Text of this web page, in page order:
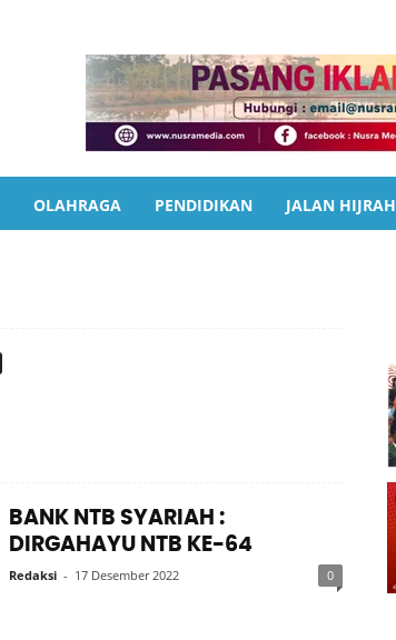
OLAHRAGA PENDIDIKAN JALAN HIJRAH
BANK NTB SYARIAH :
DIRGAHAYU NTB KE-64
Redaksi - 17 Desember 2022 0